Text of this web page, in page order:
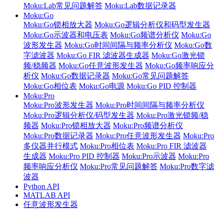
Moku:Lab常见问题解答 Moku:Lab数据记录器
Moku:Go
Moku:Go锁相放大器 Moku:Go逻辑分析仪和码型发生器
Moku:Go示波器和电压表 Moku:Go频谱分析仪 Moku:Go
波形发生器 Moku:Go时间间隔与频率分析仪 Moku:Go数
字滤波器 Moku:Go FIR 滤波器生成器 Moku:Go激光锁
频/稳频器 Moku:Go任意波形发生器 Moku:Go频率响应分
析仪 Moku:Go数据记录器 Moku:Go常见问题解答
Moku:Go相位表 Moku:Go电源 Moku:Go PID 控制器
Moku:Pro
Moku:Pro波形发生器 Moku:Pro时间间隔与频率分析仪
Moku:Pro逻辑分析仪/码型发生器 Moku:Pro激光锁频/稳
频器 Moku:Pro锁相放大器 Moku:Pro频谱分析仪
Moku:Pro数据记录器 Moku:Pro任意波形发生器 Moku:Pro
多仪器并行模式 Moku:Pro相位表 Moku:Pro FIR 滤波器
生成器 Moku:Pro PID 控制器 Moku:Pro示波器 Moku:Pro
频率响应分析仪 Moku:Pro常见问题解答 Moku:Pro数字滤
波器
Python API
MATLAB API
任意波形发生器